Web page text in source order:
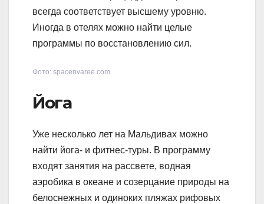
всегда соответствует высшему уровню.
Иногда в отелях можно найти целые
программы по восстановлению сил.
Фото: spacenvaree.com
Йога
Уже несколько лет на Мальдивах можно
найти йога- и фитнес-туры. В программу
входят занятия на рассвете, водная
аэробика в океане и созерцание природы на
белоснежных и одиноких пляжах рифовых